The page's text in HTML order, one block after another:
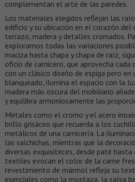
complementan el arte de las paredes.
Los materiales elegidos reflejan las
edificio y su ubicación en el corazón del
terrazo, madera y detalles cromados.
exploramos todas las variaciones
maciza hasta chapa y chapa de raíz,
oficio de carnicero, que aprovecha
con un clásico diseño de espiga pero
blanqueado, ilumina el espacio con la
madera más oscura del mobiliario
y equilibra armoniosamente las
Metales como el cromo y el acero
brillo grisáceo que recuerda a los
metálicos de una carnicería. La
las salchichas, mientras que la
diversas exquisiteces, desde paté hasta
textiles evocan el color de la carne
revestimiento de mármol refleja su
esenciales como la mostaza, la salsa